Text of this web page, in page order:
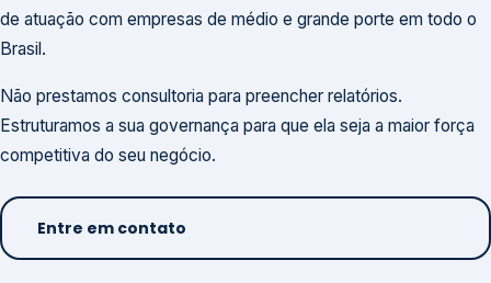
de atuação com empresas de médio e grande porte em todo o
Brasil.
Não prestamos consultoria para preencher relatórios.
Estruturamos a sua governança para que ela seja a maior força
competitiva do seu negócio.
Entre em contato